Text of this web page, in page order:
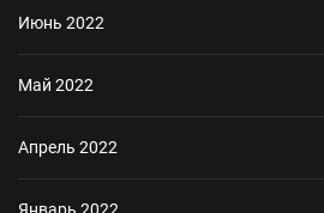
Июнь 2022
Май 2022
Апрель 2022